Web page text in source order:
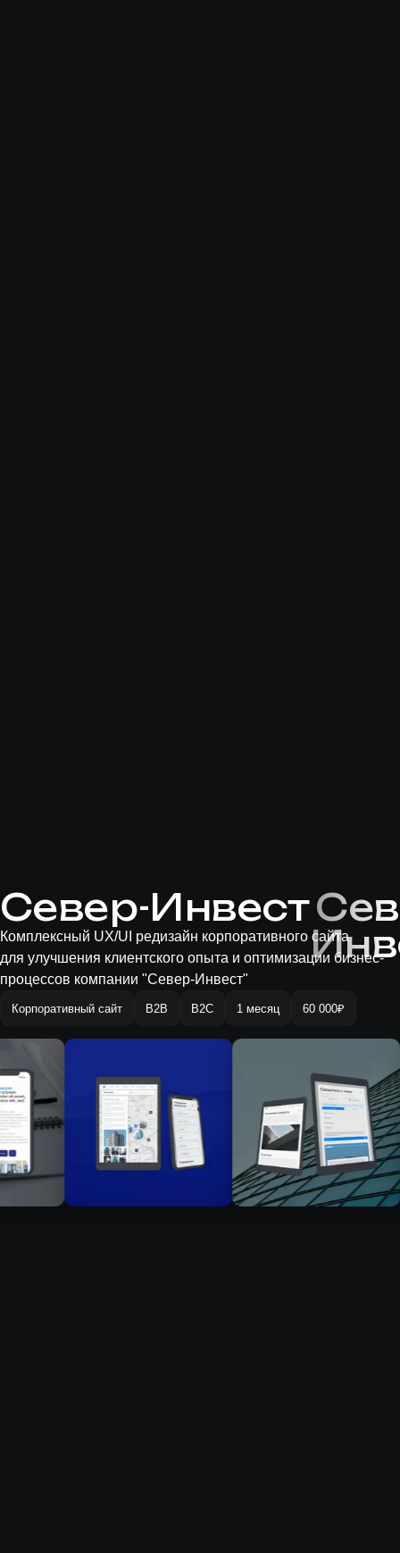
Север-Инвест
Комплексный UX/UI редизайн корпоративного сайта
для улучшения клиентского опыта и оптимизации бизнес-
процессов компании "Север-Инвест"
Корпоративный сайт B2B B2С 1 месяц 60 000₽